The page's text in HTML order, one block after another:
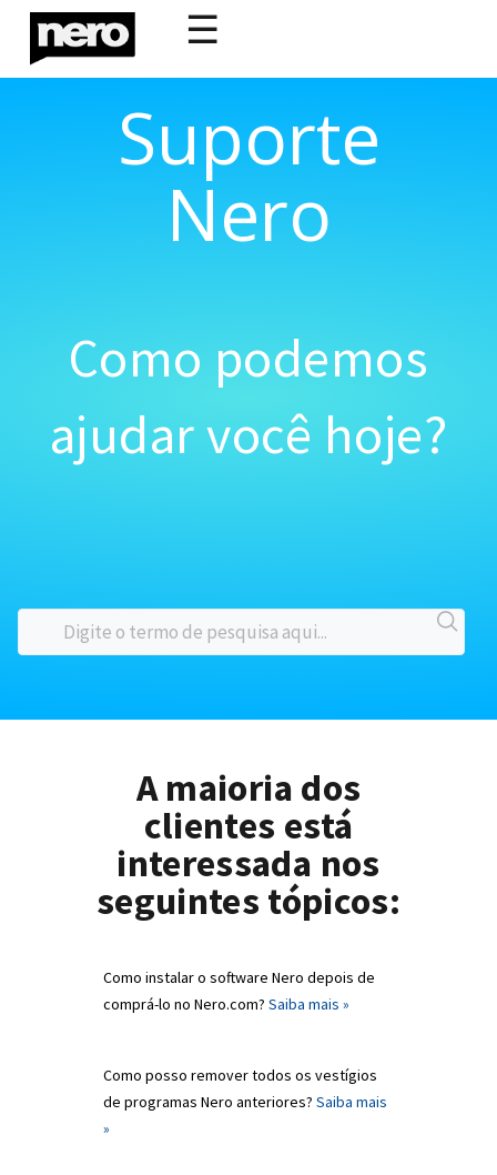
☰
Suporte
Nero
Como podemos
ajudar você hoje?
A maioria dos
clientes está
interessada nos
seguintes tópicos:
Como instalar o software Nero depois de
comprá-lo no Nero.com? Saiba mais »
Como posso remover todos os vestígios
de programas Nero anteriores? Saiba mais
»